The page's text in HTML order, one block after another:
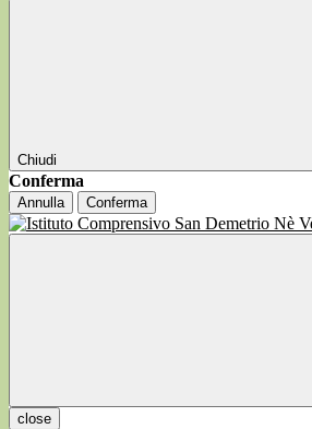
Chiudi
Conferma
Annulla Conferma
close